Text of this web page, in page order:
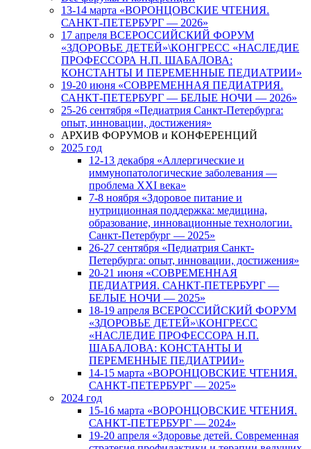
13-14 марта «ВОРОНЦОВСКИЕ ЧТЕНИЯ.
САНКТ-ПЕТЕРБУРГ — 2026»
17 апреля ВСЕРОССИЙСКИЙ ФОРУМ
«ЗДОРОВЬЕ ДЕТЕЙ»\КОНГРЕСС «НАСЛЕДИЕ
ПРОФЕССОРА Н.П. ШАБАЛОВА:
КОНСТАНТЫ И ПЕРЕМЕННЫЕ ПЕДИАТРИИ»
19-20 июня «СОВРЕМЕННАЯ ПЕДИАТРИЯ.
САНКТ-ПЕТЕРБУРГ — БЕЛЫЕ НОЧИ — 2026»
25-26 сентября «Педиатрия Санкт-Петербурга:
опыт, инновации, достижения»
АРХИВ ФОРУМОВ и КОНФЕРЕНЦИЙ
2025 год
12-13 декабря «Аллергические и
иммунопатологические заболевания —
проблема XXI века»
7-8 ноября «Здоровое питание и
нутриционная поддержка: медицина,
образование, инновационные технологии.
Санкт-Петербург — 2025»
26-27 сентября «Педиатрия Санкт-
Петербурга: опыт, инновации, достижения»
20-21 июня «СОВРЕМЕННАЯ
ПЕДИАТРИЯ. САНКТ-ПЕТЕРБУРГ —
БЕЛЫЕ НОЧИ — 2025»
18-19 апреля ВСЕРОССИЙСКИЙ ФОРУМ
«ЗДОРОВЬЕ ДЕТЕЙ»\КОНГРЕСС
«НАСЛЕДИЕ ПРОФЕССОРА Н.П.
ШАБАЛОВА: КОНСТАНТЫ И
ПЕРЕМЕННЫЕ ПЕДИАТРИИ»
14-15 марта «ВОРОНЦОВСКИЕ ЧТЕНИЯ.
САНКТ-ПЕТЕРБУРГ — 2025»
2024 год
15-16 марта «ВОРОНЦОВСКИЕ ЧТЕНИЯ.
САНКТ-ПЕТЕРБУРГ — 2024»
19-20 апреля «Здоровье детей. Современная